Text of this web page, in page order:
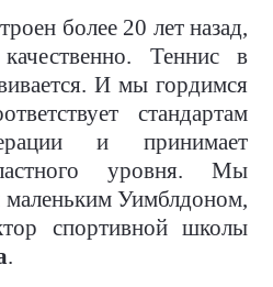
более 20 лет назад,
Теннис в
И мы гордимся
стандартам
и принимает
уровня. Мы
маленьким Уимблдоном,
спортивной школы
.